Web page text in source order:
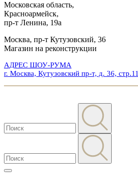
Московская область,
Красноармейск,
пр-т Ленина, 19а
Москва, пр-т Кутузовский, 36
Магазин на реконструкции
АДРЕС ШОУ-РУМА
г. Москва, Кутузовский пр-т, д. 36, стр.11